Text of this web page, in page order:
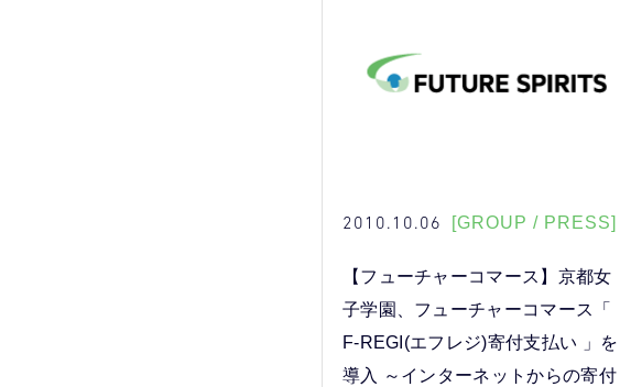
2010.10.06 [GROUP / PRESS]
【フューチャーコマース】京都女
子学園、フューチャーコマース「
F-REGI(エフレジ)寄付支払い 」を
導入 ～インターネットからの寄付